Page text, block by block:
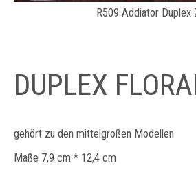
R509 Addiator Duplex
DUPLEX
gehört zu den mittelgroßen Modellen
Maße 7,9 cm * 12,4 cm